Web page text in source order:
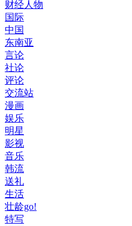
财经人物
国际
中国
东南亚
言论
社论
评论
交流站
漫画
娱乐
明星
影视
音乐
韩流
送礼
生活
壮龄go!
特写